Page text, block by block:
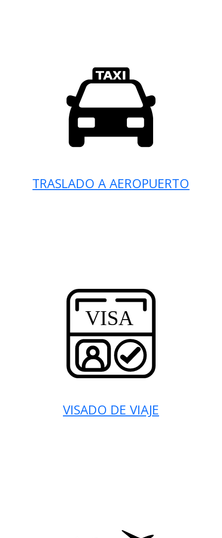
TRASLADO A AEROPUERTO
VISADO DE VIAJE